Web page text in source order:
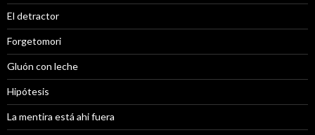
El detractor
Forgetomori
Gluón con leche
Hipótesis
La mentira está ahi fuera